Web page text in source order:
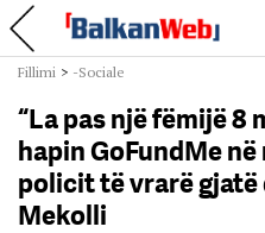
Fillimi > -Sociale
“La pas një fëmijë 8
hapin GoFundMe
policit të vrarë gjatë
Mekolli